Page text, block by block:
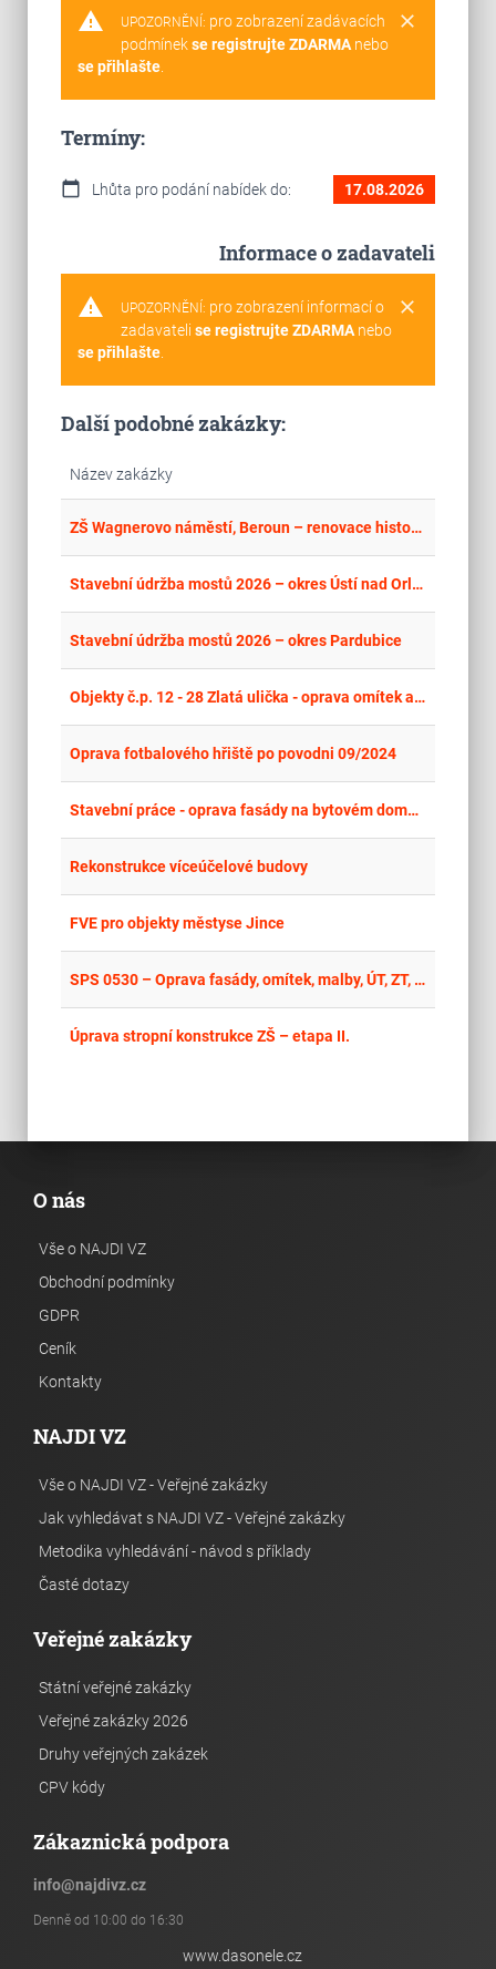
warning clear
UPOZORNĚNÍ: pro zobrazení zadávacích
podmínekse registrujte ZDARMAnebo
se přihlašte.
Termíny:
calendar_today Lhůta pro podání nabídek do: 17.08.2026
Informace o zadavateli
warning clear
UPOZORNĚNÍ: pro zobrazení informací o
zadavateli se registrujte ZDARMAnebo
se přihlašte.
Další podobné zakázky:
Název zakázky
ZŠ Wagnerovo náměstí, Beroun – renovace historické čelní fasády hlavní budovy a zateplení - opakování
Stavební údržba mostů 2026 – okres Ústí nad Orlicí
Stavební údržba mostů 2026 – okres Pardubice
Objekty č.p. 12 - 28 Zlatá ulička - oprava omítek a nátěrů
Oprava fotbalového hřiště po povodni 09/2024
Stavební práce - oprava fasády na bytovém domě č.p. 6, Město Touškov
Rekonstrukce víceúčelové budovy
FVE pro objekty městyse Jince
SPS 0530 – Oprava fasády, omítek, malby, ÚT, ZT, elektroinstalace a dveří
Úprava stropní konstrukce ZŠ – etapa II.
O nás
Vše o NAJDI VZ
Obchodní podmínky
GDPR
Ceník
Kontakty
NAJDI VZ
Vše o NAJDI VZ - Veřejné zakázky
Jak vyhledávat s NAJDI VZ - Veřejné zakázky
Metodika vyhledávání - návod s příklady
Časté dotazy
Veřejné zakázky
Státní veřejné zakázky
Veřejné zakázky 2026
Druhy veřejných zakázek
CPV kódy
Zákaznická podpora
info@najdivz.cz
Denně od 10:00 do 16:30
www.dasonele.cz